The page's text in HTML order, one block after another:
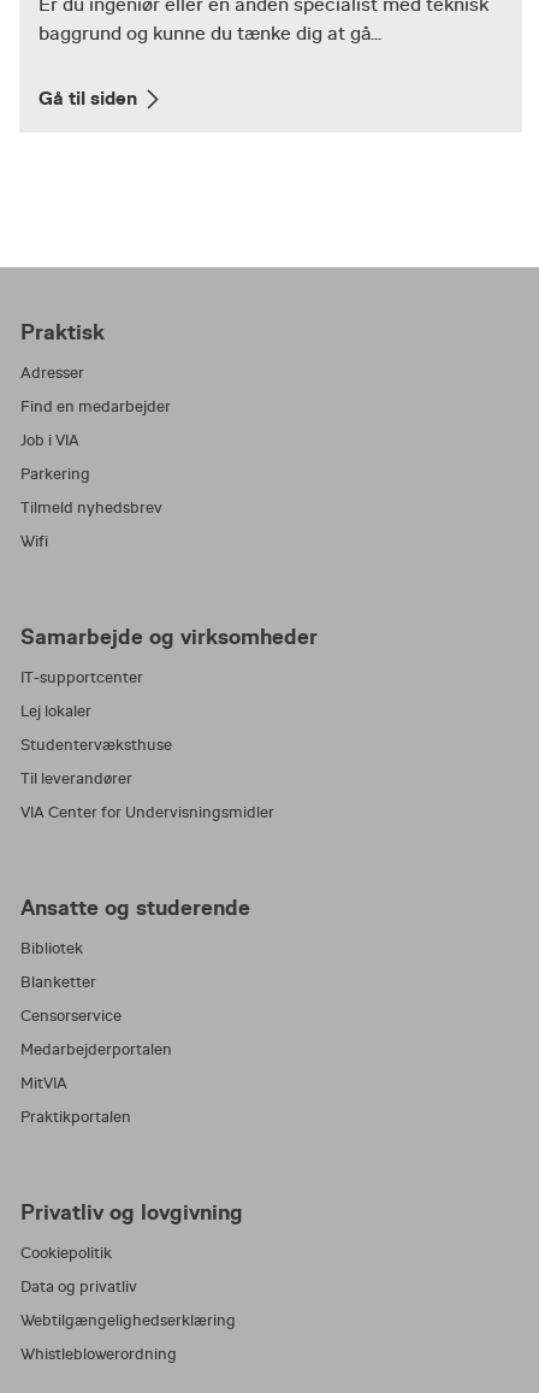
Er du ingeniør eller en anden specialist med teknisk
baggrund og kunne du tænke dig at gå...
Gå til siden
Praktisk
Adresser
Find en medarbejder
Job i VIA
Parkering
Tilmeld nyhedsbrev
Wifi
Samarbejde og virksomheder
IT-supportcenter
Lej lokaler
Studentervæksthuse
Til leverandører
VIA Center for Undervisningsmidler
Ansatte og studerende
Bibliotek
Blanketter
Censorservice
Medarbejderportalen
MitVIA
Praktikportalen
Privatliv og lovgivning
Cookiepolitik
Data og privatliv
Webtilgængelighedserklæring
Whistleblowerordning